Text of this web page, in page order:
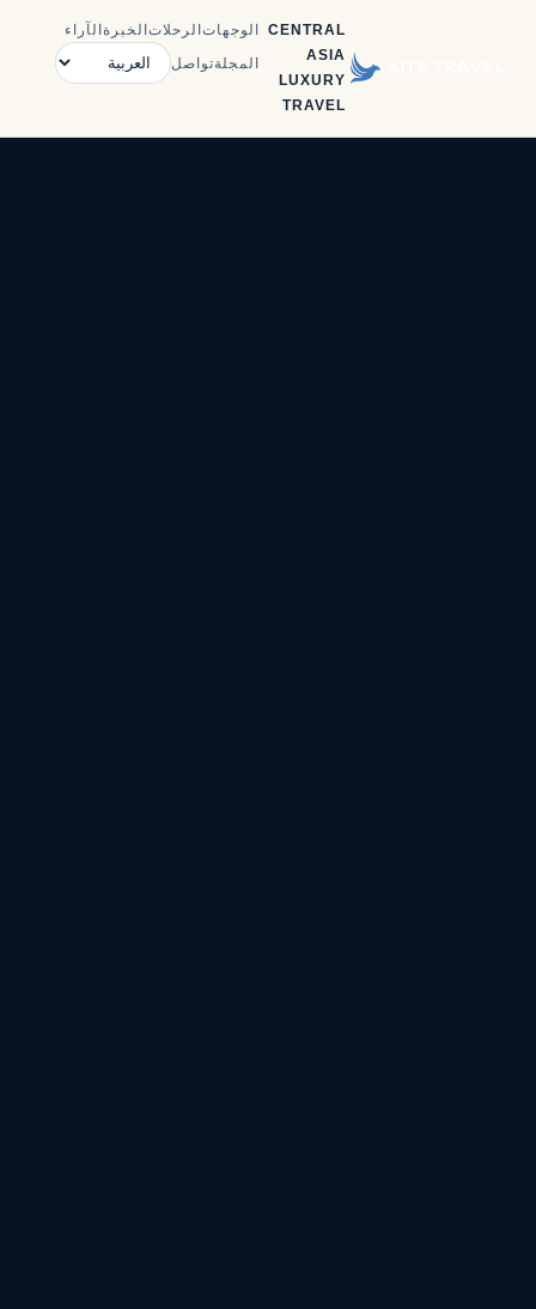
CENTRAL
ASIA
LUXURY
TRAVEL
الوجهات الرحلات الخبرةالآراء
المجلةتواصل